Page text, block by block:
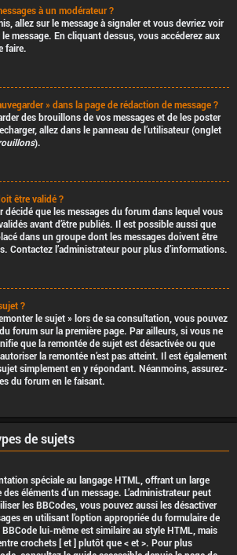
à un modérateur ?
allez sur le message à signaler et vous devriez voir
message. En cliquant dessus, vous accéderez aux
faire.
» dans la page de rédaction de message ?
des brouillons de vos messages et de les poster
allez dans le panneau de l’utilisateur (onglet
).
être validé ?
décidé que les messages du forum dans lequel vous
avant d’être publiés. Il est possible aussi que
dans un groupe dont les messages doivent être
Contactez l’administrateur pour plus d’informations.
?
le sujet » lors de sa consultation, vous pouvez
forum sur la première page. Par ailleurs, si vous ne
que la remontée de sujet est désactivée ou que
la remontée n’est pas atteint. Il est également
simplement en y répondant. Néanmoins, assurez-
du forum en le faisant.
de sujets
spéciale au langage HTML, offrant un large
éléments d’un message. L’administrateur peut
les BBCodes, vous pouvez aussi les désactiver
en utilisant l’option appropriée du formulaire de
lui-même est similaire au style HTML, mais
crochets [ et ] plutôt que < et >. Pour plus